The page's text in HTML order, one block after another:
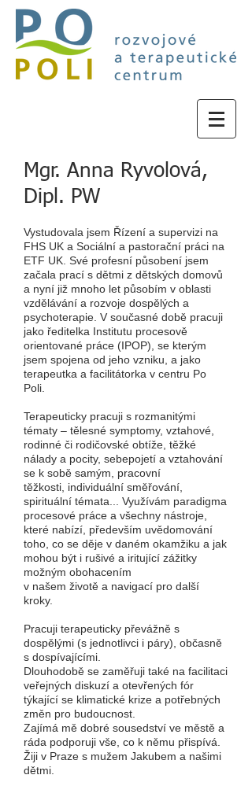
Mgr. Anna Ryvolová,
Dipl. PW
Vystudovala jsem Řízení a supervizi na
FHS UK a Sociální a pastorační práci na
ETF UK. Své profesní působení jsem
začala prací s dětmi z dětských domovů
a nyní již mnoho let působím v oblasti
vzdělávání a rozvoje dospělých a
psychoterapie. V současné době pracuji
jako ředitelka Institutu procesově
orientované práce (IPOP), se kterým
jsem spojena od jeho vzniku, a jako
terapeutka a facilitátorka v centru Po
Poli.
Terapeuticky pracuji s rozmanitými
tématy – tělesné symptomy, vztahové,
rodinné či rodičovské obtíže, těžké
nálady a pocity, sebepojetí a vztahování
se k sobě samým, pracovní
těžkosti, individuální směřování,
spirituální témata... Využívám paradigma
procesové práce a všechny nástroje,
které nabízí, především uvědomování
toho, co se děje v daném okamžiku a jak
mohou být i rušivé a iritující zážitky
možným obohacením
v našem životě a navigací pro další
kroky.
Pracuji terapeuticky převážně s
dospělými (s jednotlivci i páry), občasně
s dospívajícími.
Dlouhodobě se zaměřuji také na facilitaci
veřejných diskuzí a otevřených fór
týkající se klimatické krize a potřebných
změn pro budoucnost.
Zajímá mě dobré sousedství ve městě a
ráda podporuji vše, co k němu přispívá.
Žiji v Praze s mužem Jakubem a našimi
dětmi.